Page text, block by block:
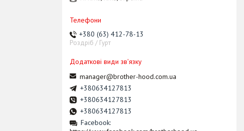
+380 (63) 412-78-13
Роздріб / Гурт
manager@brother-hood.com.ua
+380634127813
+380634127813
+380634127813
Facebook